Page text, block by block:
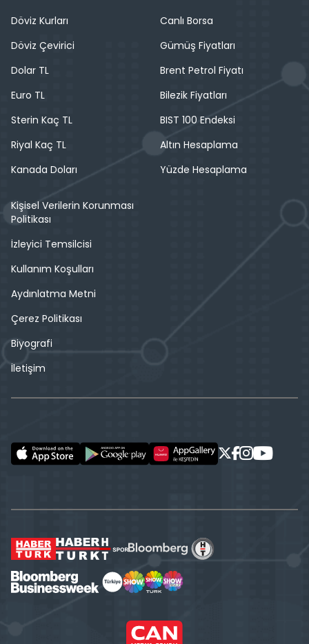
Döviz Kurları
Döviz Çevirici
Dolar TL
Euro TL
Sterin Kaç TL
Riyal Kaç TL
Kanada Doları
Canlı Borsa
Gümüş Fiyatları
Brent Petrol Fiyatı
Bilezik Fiyatları
BIST 100 Endeksi
Altın Hesaplama
Yüzde Hesaplama
Kişisel Verilerin Korunması
Politikası
İzleyici Temsilcisi
Kullanım Koşulları
Aydınlatma Metni
Çerez Politikası
Biyografi
İletişim